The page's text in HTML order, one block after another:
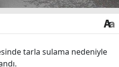
tarla sulama nedeniyle